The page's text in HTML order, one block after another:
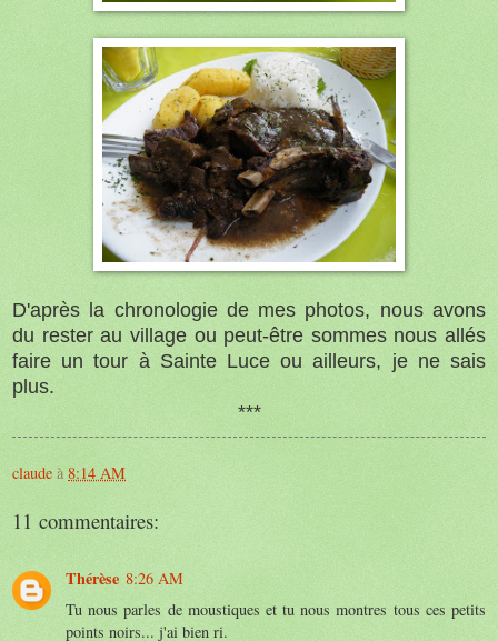
D'après la chronologie de mes photos, nous avons
du rester au village ou peut-être sommes nous allés
faire un tour à Sainte Luce ou ailleurs, je ne sais
plus.
***
claude à 8:14 AM
11 commentaires:
Thérèse 8:26 AM
Tu nous parles de moustiques et tu nous montres tous ces petits
points noirs... j'ai bien ri.